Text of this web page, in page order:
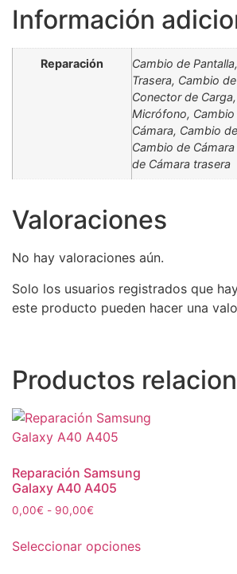
Información
Reparación
Cambio de
Trasera, Cambio
Conector de
Micrófono,
Cámara, Cambio
Cambio de
de Cámara trasera
Valoraciones
No hay valoraciones aún.
Solo los usuarios registrados que
este producto pueden hacer una
Productos
Reparación Samsung
Galaxy A40 A405
0,00€ - 90,00€
Seleccionar opciones